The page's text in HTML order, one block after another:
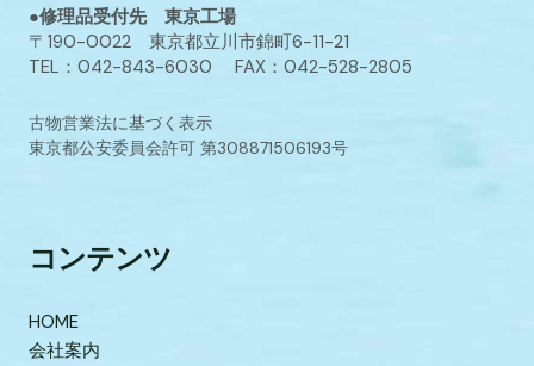
●修理品受付先 東京工場
〒190-0022 東京都立川市錦町6-11-21
TEL：042-843-6030 FAX：042-528-2805
古物営業法に基づく表示
東京都公安委員会許可 第308871506193号
コンテンツ
HOME
会社案内